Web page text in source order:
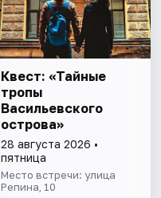
Квест: «Тайные
тропы
Васильевского
острова»
28 августа 2026 •
пятница
Место встречи: улица
Репина, 10